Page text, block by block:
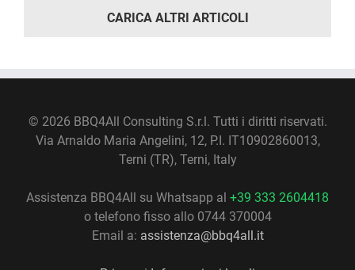
CARICA ALTRI ARTICOLI
© 2026 BBQ4All Consulting S.r.l. Tutti i diritti riservati.
Via Arnaldo Maria Angelini, 12, P.I. IT10902860013,
Terni (TR), Terni, Italy
Assistenza BBQ4All su Whatsapp al +39 333 2604418
o telefono fisso allo 0744 370004
Email a: assistenza@bbq4all.it